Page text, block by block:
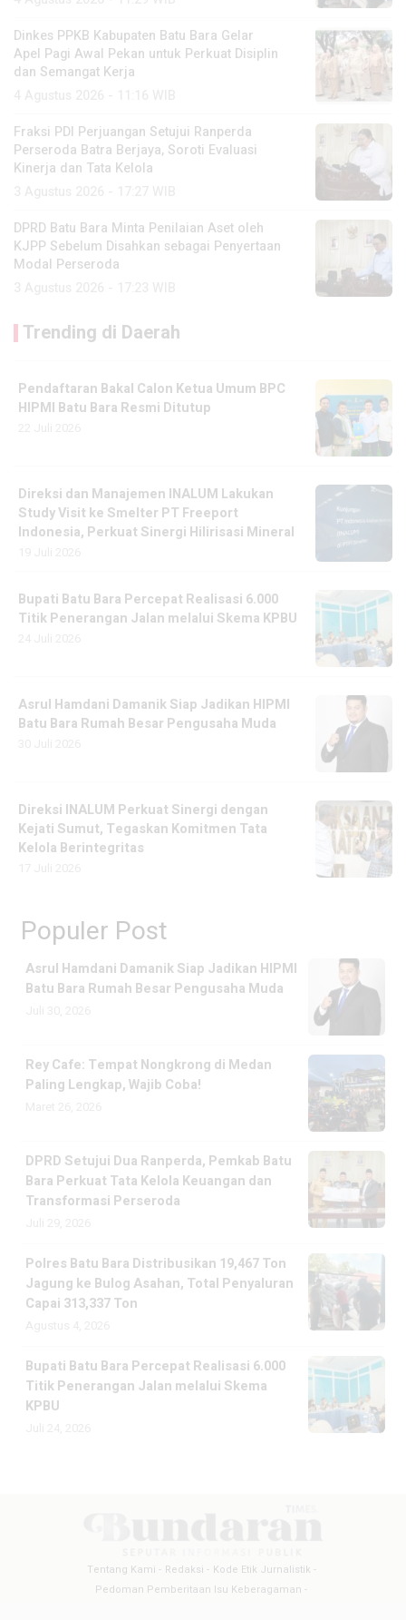
Dinkes PPKB Kabupaten Batu Bara Gelar
Apel Pagi Awal Pekan untuk Perkuat Disiplin
dan Semangat Kerja
Fraksi PDI Perjuangan Setujui Ranperda
Perseroda Batra Berjaya, Soroti Evaluasi
Kinerja dan Tata Kelola
DPRD Batu Bara Minta Penilaian Aset oleh
KJPP Sebelum Disahkan sebagai Penyertaan
Modal Perseroda
Trending di Daerah
Pendaftaran Bakal Calon Ketua Umum BPC
HIPMI Batu Bara Resmi Ditutup
Direksi dan Manajemen INALUM Lakukan
Study Visit ke Smelter PT Freeport
Indonesia, Perkuat Sinergi Hilirisasi Mineral
Bupati Batu Bara Percepat Realisasi 6.000
Titik Penerangan Jalan melalui Skema KPBU
Asrul Hamdani Damanik Siap Jadikan HIPMI
Batu Bara Rumah Besar Pengusaha Muda
Direksi INALUM Perkuat Sinergi dengan
Kejati Sumut, Tegaskan Komitmen Tata
Kelola Berintegritas
Populer Post
Asrul Hamdani Damanik Siap Jadikan HIPMI
Batu Bara Rumah Besar Pengusaha Muda
Rey Cafe: Tempat Nongkrong di Medan
Paling Lengkap, Wajib Coba!
DPRD Setujui Dua Ranperda, Pemkab Batu
Bara Perkuat Tata Kelola Keuangan dan
Transformasi Perseroda
Polres Batu Bara Distribusikan 19,467 Ton
Jagung ke Bulog Asahan, Total Penyaluran
Capai 313,337 Ton
Bupati Batu Bara Percepat Realisasi 6.000
Titik Penerangan Jalan melalui Skema
KPBU
Tentang Kami Redaksi
Kode Etik Jurnalistik
Pedoman Pemberitaan Isu Keberagaman